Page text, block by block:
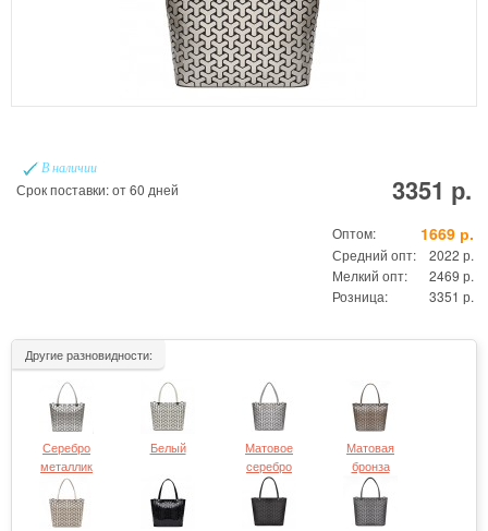
В наличии
Срок поставки: от 60 дней 3351 р.
Оптом: 1669 р.
Средний опт:
2022 р.
Мелкий опт:
2469 р.
Розница:
3351 р.
Другие разновидности:
Серебро
металлик
Белый
Матовое
серебро
Матовая
бронза